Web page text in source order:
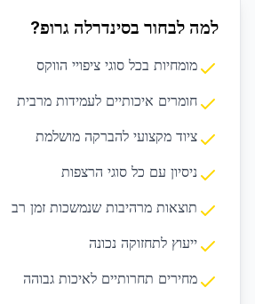
למה לבחור בסינדרלה גרופ?
מומחיות בכל סוגי ציפויי הווקס
חומרים איכותיים לעמידות מרבית
ציוד מקצועי להברקה מושלמת
ניסיון עם כל סוגי הרצפות
תוצאות מרהיבות שנמשכות זמן רב
ייעוץ לתחזוקה נכונה
מחירים תחרותיים לאיכות גבוהה